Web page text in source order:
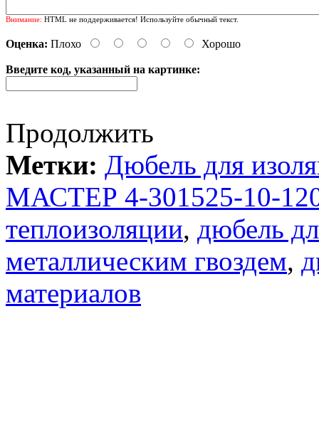
Внимание: HTML не поддерживается! Используйте обычный текст.
Оценка: Плохо Хорошо
Введите код, указанный на картинке:
Продолжить
Метки: Дюбель для
МАСТЕР 4-301525-10-
теплоизоляции, дюбель
металлическим гвоздем,
материалов